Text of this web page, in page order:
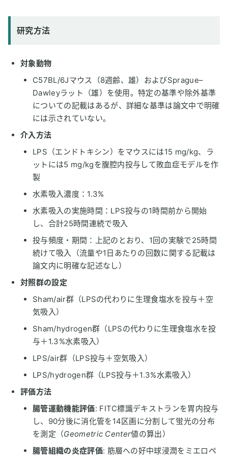
研究方法
対象動物
C57BL/6Jマウス（8週齢、雄）およびSprague–
Dawleyラット（雄）を使用。特定の基準や除外基準
についての記載はあるが、詳細な基準は論文中で明確
には示されていない。
介入方法
LPS（エンドトキシン）をマウスには15 mg/kg、ラ
ットには5 mg/kgを腹腔内投与して敗血症モデルを作
製
水素吸入濃度：1.3%
水素吸入の実施時間：LPS投与の1時間前から開始
し、合計25時間連続で吸入
投与頻度・期間：上記のとおり、1回の実験で25時間
続けて吸入（流量や1日あたりの回数に関する記載は
論文内に明確な記述なし）
対照群の設定
Sham/air群（LPSの代わりに生理食塩水を投与＋空
気吸入）
Sham/hydrogen群（LPSの代わりに生理食塩水を投
与＋1.3%水素吸入）
LPS/air群（LPS投与＋空気吸入）
LPS/hydrogen群（LPS投与＋1.3%水素吸入）
評価方法
腸管運動機能評価: FITC標識デキストランを胃内投与
し、90分後に消化管を14区画に分割して蛍光の分布
を測定（Geometric Center値の算出）
腸管組織の炎症評価: 筋層への好中球浸潤をミエロペ